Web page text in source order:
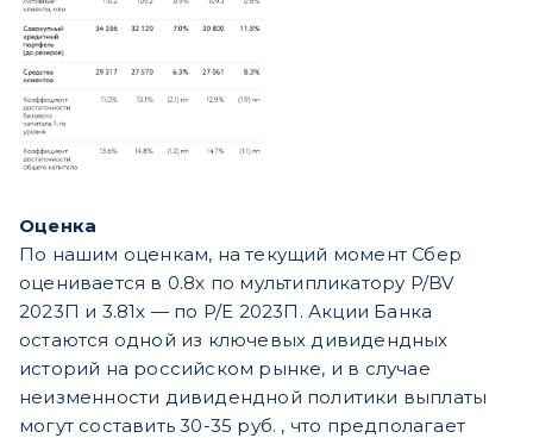
Оценка
По нашим оценкам, на текущий момент Сбер
оценивается в 0.8х по мультипликатору P/BV
2023П и 3.81х — по P/E 2023П. Акции Банка
остаются одной из ключевых дивидендных
историй на российском рынке, и в случае
неизменности дивидендной политики выплаты
могут составить 30-35 руб. , что предполагает